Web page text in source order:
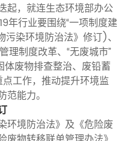
起，就连生态环境部办公
年行业要围绕“一项制度建
染环境防治法》修订)、
理制度改革、“无废城市”
废物排查整治、废铅蓄
工作，推动提升环境监
能力。
环境防治法》及《危险废